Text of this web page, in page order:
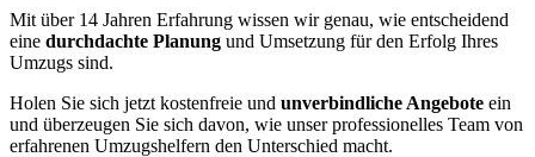
Mit über 14 Jahren Erfahrung wissen wir genau, wie entscheidend
eine durchdachte Planung und Umsetzung für den Erfolg Ihres
Umzugs sind.
Holen Sie sich jetzt kostenfreie und unverbindliche Angebote ein
und überzeugen Sie sich davon, wie unser professionelles Team von
erfahrenen Umzugshelfern den Unterschied macht.